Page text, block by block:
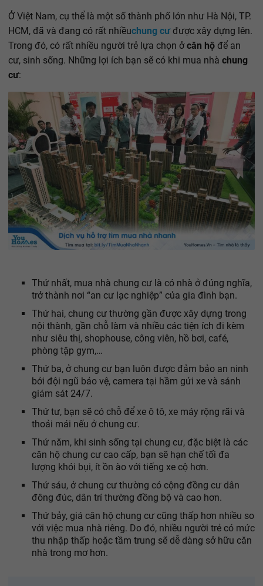
Ở Việt Nam, cụ thể là một số thành phố lớn như Hà Nội, TP.
HCM, đã và đang có rất nhiềuchung cưđược xây dựng lên.
Trong đó, có rất nhiều người trẻ lựa chọn ởcăn hộ để an
cư, sinh sống. Những lợi ích bạn sẽ có khi mua nhà chung
cư:
Thứ nhất, mua nhà chung cư là có nhà ở đúng nghĩa,
trở thành nơi “an cư lạc nghiệp” của gia đình bạn.
Thứ hai, chung cư thường gần được xây dựng trong
nội thành, gần chỗ làm và nhiều các tiện ích đi kèm
như siêu thị, shophouse, công viên, hồ bơi, café,
phòng tập gym,…
Thứ ba, ở chung cư bạn luôn được đảm bảo an ninh
bởi đội ngũ bảo vệ, camera tại hầm gửi xe và sảnh
giám sát 24/7.
Thứ tư, bạn sẽ có chỗ để xe ô tô, xe máy rộng rãi và
thoải mái nếu ở chung cư.
Thứ năm, khi sinh sống tại chung cư, đặc biệt là các
căn hộ chung cư cao cấp, bạn sẽ hạn chế tối đa
lượng khói bụi, ít ồn ào với tiếng xe cộ hơn.
Thứ sáu, ở chung cư thường có cộng đồng cư dân
đông đúc, dân trí thường đồng bộ và cao hơn.
Thứ bảy, giá căn hộ chung cư cũng thấp hơn nhiều so
với việc mua nhà riêng. Do đó, nhiều người trẻ có mức
thu nhập thấp hoặc tầm trung sẽ dễ dàng sở hữu căn
nhà trong mơ hơn.